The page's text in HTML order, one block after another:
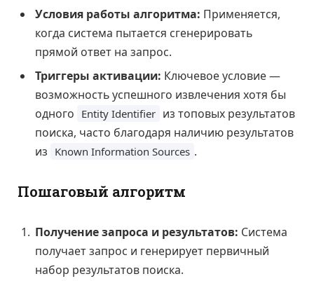
Условия работы алгоритма: Применяется,
когда система пытается сгенерировать
прямой ответ на запрос.
Триггеры активации: Ключевое условие —
возможность успешного извлечения хотя бы
одного Entity Identifier из топовых результатов
поиска, часто благодаря наличию результатов
из Known Information Sources .
Пошаговый алгоритм
Получение запроса и результатов: Система
получает запрос и генерирует первичный
набор результатов поиска.